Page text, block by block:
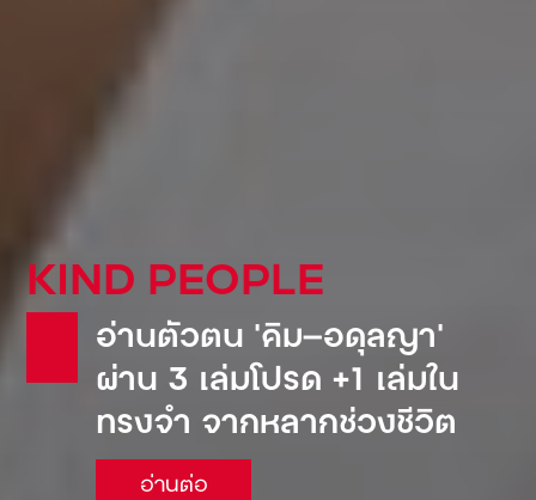
KIND PEOPLE
อ่านตัวตน ‘คิม—อดุลญา’
ผ่าน 3 เล่มโปรด +1 เล่มใน
ทรงจำ จากหลากช่วงชีวิต
อ่านต่อ